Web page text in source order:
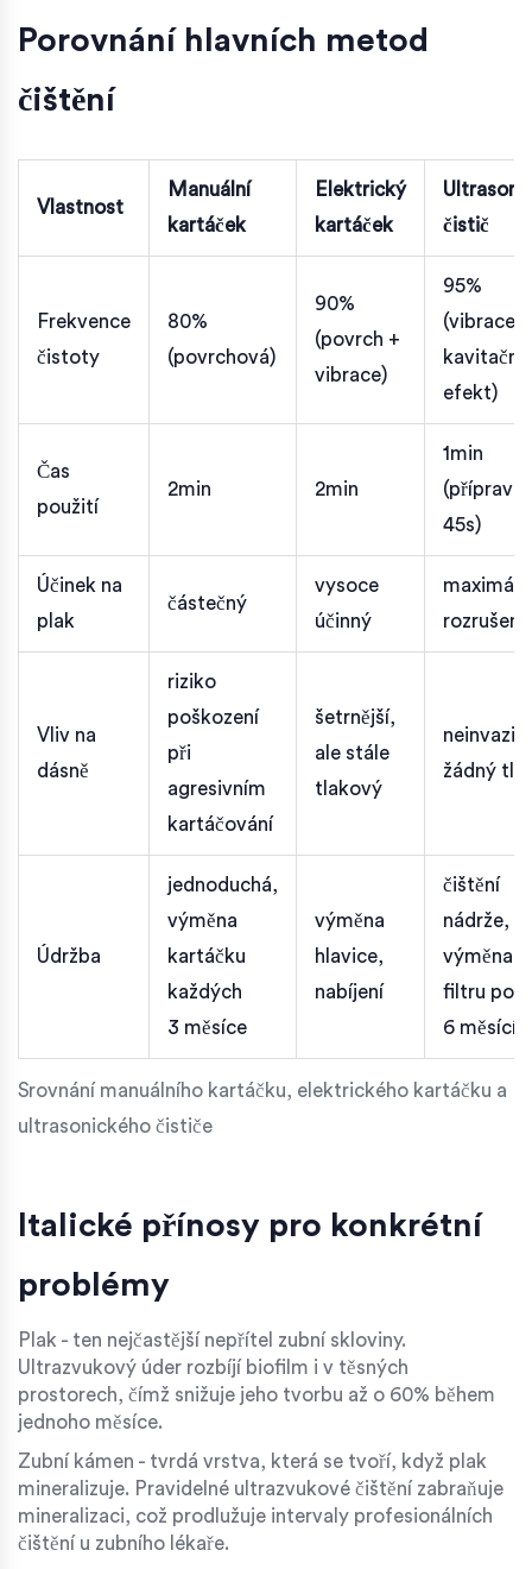
Porovnání hlavních metod
čištění
Srovnání manuálního kartáčku, elektrického kartáčku a
ultrasonického čističe
Vlastnost
Manuální
kartáček
Elektrický
kartáček
čistič
Frekvence
čistoty
80%
(povrchová)
90%
(povrch +
vibrace)
95%
(vibrace +
kavitační
efekt)
Čas
použití
2min 2min
1min
(příprava
45s)
Účinek na
plak
částečný
vysoce
účinný
rozrušení
Vliv na
dásně
riziko
poškození
při
agresivním
kartáčování
šetrnější,
ale stále
tlakový
žádný
Údržba
jednoduchá,
výměna
kartáčku
každých
3 měsíce
výměna
hlavice,
nabíjení
čištění
nádrže,
výměna
filtru po
6
Italické přínosy pro konkrétní
problémy
Plak - ten nejčastější nepřítel zubní skloviny.
Ultrazvukový úder rozbíjí biofilm i v těsných
prostorech, čímž snižuje jeho tvorbu až o 60% během
jednoho měsíce.
Zubní kámen - tvrdá vrstva, která se tvoří, když plak
mineralizuje. Pravidelné ultrazvukové čištění zabraňuje
mineralizaci, což prodlužuje intervaly profesionálních
čištění u zubního lékaře.